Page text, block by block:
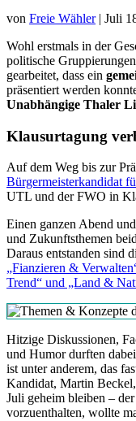
von Freie Wähler| Juli
Wohl erstmals in der
politische
gearbeitet, dass ein
präsentiert werden
Unabhängige Thaler
Klausurtagung
Auf dem Weg bis zur
Bürgermeisterkandidat
UTL und der FWO in
Einen ganzen Abend
und Zukunftsthemen
Daraus entstanden sind
„Fianzieren &
Trend“ und „Land &
Hitzige Diskussionen,
und Humor durften
ist unter anderem, das
Kandidat, Martin
Juli geheim bleiben –
vorzuenthalten, wollte